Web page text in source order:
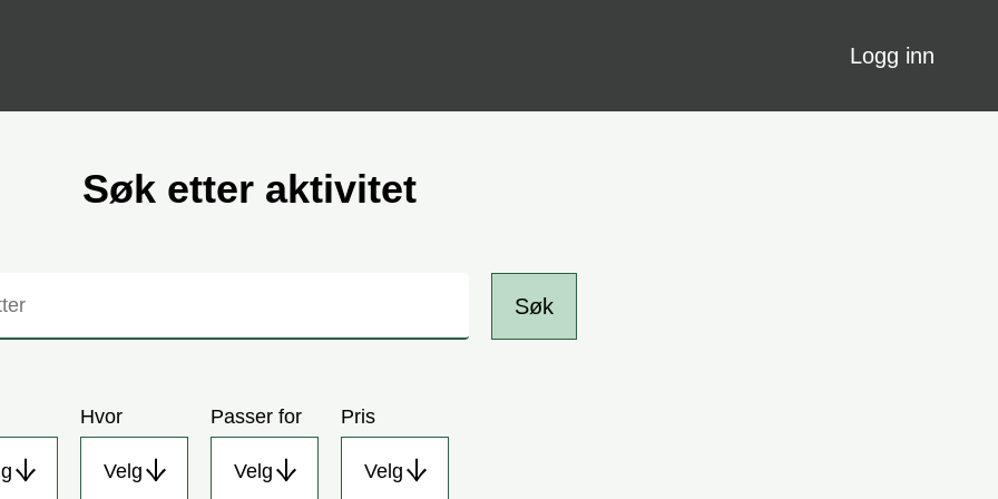
Logg inn
Søk etter aktivitet
Hvor
Velg
Passer for
Velg
Pris
Velg